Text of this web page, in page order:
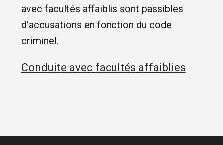
avec facultés affaiblis sont passibles
d’accusations en fonction du code
criminel.
Conduite avec facultés affaiblies